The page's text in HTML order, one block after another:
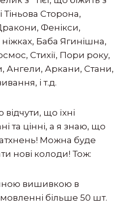
Тіньова Сторона,
Фенікси,
Баба Ягинішна,
Стихії, Пори року,
Ангели, Аркани, Стани,
і т.д.
що їхні
та цінні, а я знаю, що
Можна буде
нові колоди! Тож:
вишивкою в
більше 50 шт.